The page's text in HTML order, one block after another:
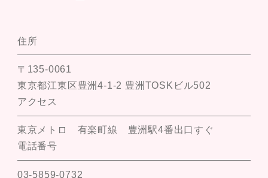
住所
〒135-0061
東京都江東区豊洲4-1-2 豊洲TOSKビル502
アクセス
東京メトロ 有楽町線 豊洲駅4番出口すぐ
電話番号
03-5859-0732